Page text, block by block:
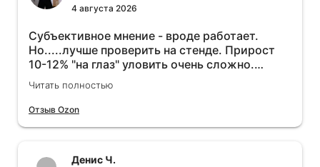
4 августа 2026
Субъективное мнение - вроде работает.
Но.....лучше проверить на стенде. Прирост
10-12% "на глаз" уловить очень сложно.
Покатаюсь, потом отключу и посмотрю, что
будет 😁.
Читать полностью
Отзыв Ozon
Денис Ч.